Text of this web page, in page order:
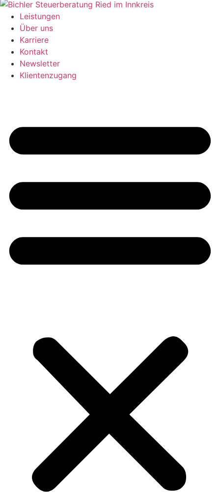
Leistungen
Über uns
Karriere
Kontakt
Newsletter
Klientenzugang